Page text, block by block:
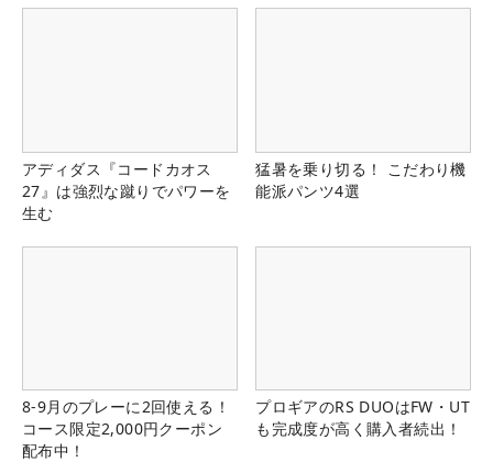
アディダス『コードカオス
27』は強烈な蹴りでパワーを
生む
猛暑を乗り切る！ こだわり機
能派パンツ4選
8-9月のプレーに2回使える！
コース限定2,000円クーポン
配布中！
プロギアのRS DUOはFW・UT
も完成度が高く購入者続出！